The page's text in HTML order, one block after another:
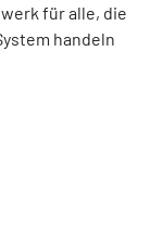
für alle, die
handeln